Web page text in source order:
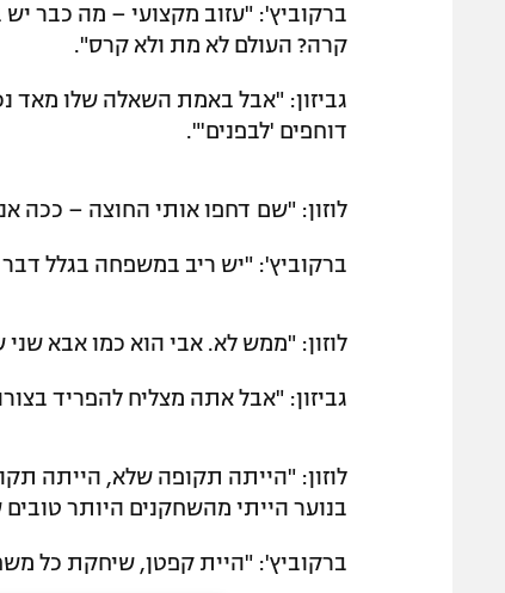
ברקוביץ': "עזוב מקצועי – מה כבר
קרה? העולם לא מת ולא קרס".
גביזון: "אבל באמת השאלה שלו מאד
דוחפים 'לבפנים'".
לוזון: "שם דחפו אותי החוצה – ככה
ברקוביץ': "יש ריב במשפחה בגלל דבר
לוזון: "ממש לא. אבי הוא כמו אבא שני
גביזון: "אבל אתה מצליח להפריד
לוזון: "הייתה תקופה שלא, הייתה
בנוער הייתי מהשחקנים היותר
ברקוביץ': "היית קפטן, שיחקת כל